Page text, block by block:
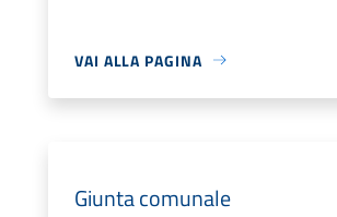
VAI ALLA PAGINA
Giunta comunale